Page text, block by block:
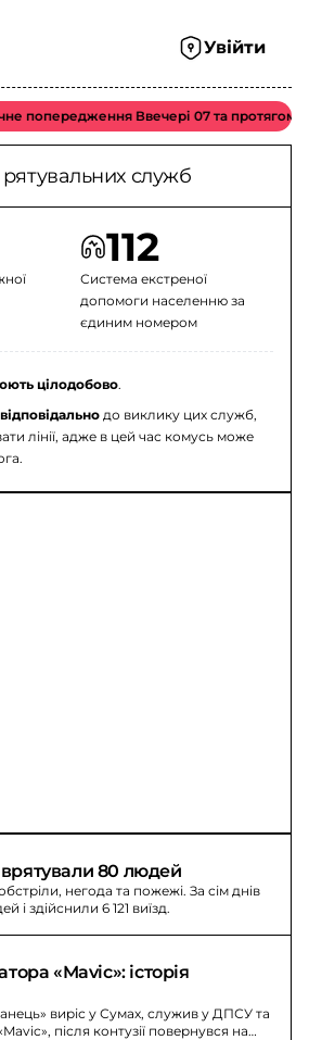
Увійти
Ввечері 07 та протягом доби 08
служб
112
Система екстреної
допомоги населенню за
єдиним номером
цілодобово.
до виклику цих служб,
лінії, адже в цей час комусь може
80 людей
негода та пожежі. За сім днів
здійснили 6 121 виїзд.
«Mavic»: історія
виріс у Сумах, служив у ДПСУ та
після контузії повернувся на